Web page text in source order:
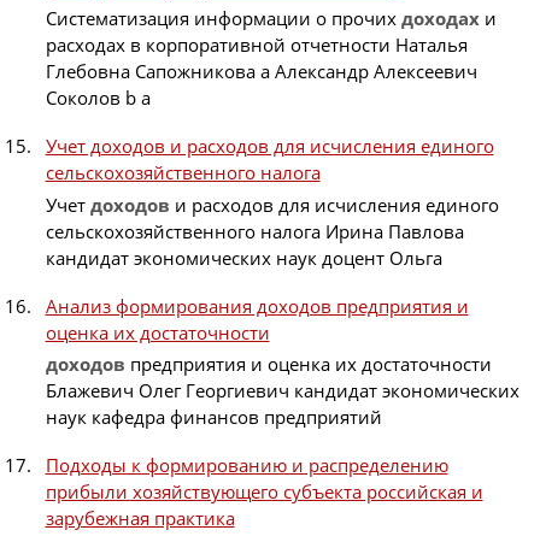
Систематизация информации о прочих доходахи
расходах в корпоративной отчетности Наталья
Глебовна Сапожникова а Александр Алексеевич
Соколов b a
Учет доходов и расходов для исчисления единого
сельскохозяйственного налога
Учет доходов и расходов для исчисления единого
сельскохозяйственного налога Ирина Павлова
кандидат экономических наук доцент Ольга
Анализ формирования доходов предприятия и
оценка их достаточности
доходов предприятия и оценка их достаточности
Блажевич Олег Георгиевич кандидат экономических
наук кафедра финансов предприятий
Подходы к формированию и распределению
прибыли хозяйствующего субъекта российская и
зарубежная практика